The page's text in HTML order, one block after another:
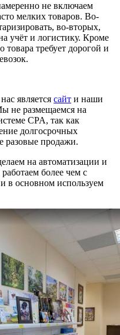
не включаем
мелких товаров. Во-
во-вторых,
учёт и логистику. Кроме
товара требует дорогой и
является сайт и наши
не размещаемся на
CPA, так как
долгосрочных
разовые продажи.
на автоматизации и
более чем с
в основном используем